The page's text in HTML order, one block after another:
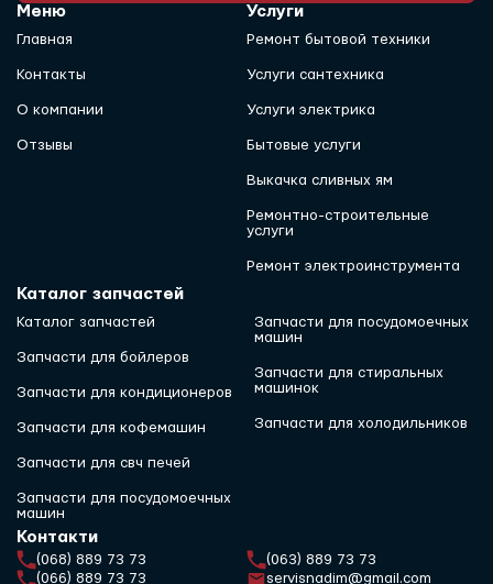
Меню
Главная
Контакты
О компании
Отзывы
Услуги
Ремонт бытовой техники
Услуги сантехника
Услуги электрика
Бытовые услуги
Выкачка сливных ям
Ремонтно-строительные
услуги
Ремонт электроинструмента
Каталог запчастей
Каталог запчастей
Запчасти для бойлеров
Запчасти для кондиционеров
Запчасти для кофемашин
Запчасти для свч печей
Запчасти для посудомоечных
машин
Запчасти для посудомоечных
машин
Запчасти для стиральных
машинок
Запчасти для холодильников
Контакти
(068) 889 73 73
(063) 889 73 73
(066) 889 73 73
servisnadim@gmail.com